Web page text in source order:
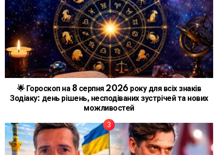
🌟 Гороскоп на 8 серпня 2026 року для всіх знаків
Зодіаку: день рішень, несподіваних зустрічей та нових
можливостей